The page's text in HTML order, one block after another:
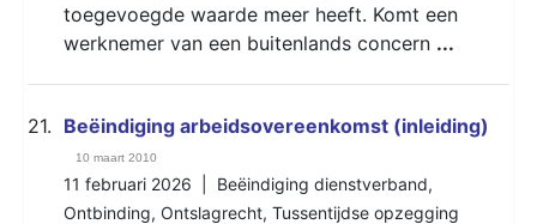
toegevoegde waarde meer heeft. Komt een
werknemer van een buitenlands concern ...
21. Beëindiging arbeidsovereenkomst (inleiding)
10 maart 2010
11 februari 2026 | Beëindiging dienstverband,
Ontbinding, Ontslagrecht, Tussentijdse opzegging